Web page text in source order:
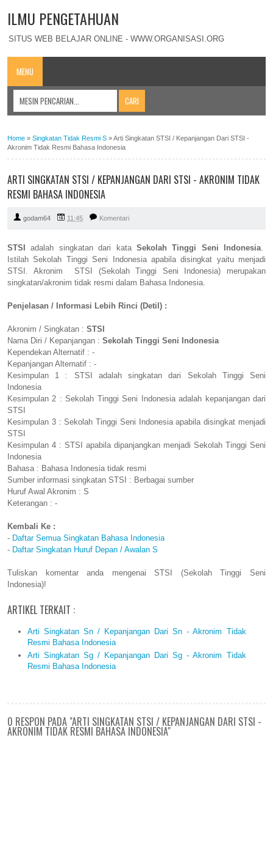
ILMU PENGETAHUAN
SITUS WEB BELAJAR ONLINE - WWW.ORGANISASI.ORG
MENU
Home » Singkatan Tidak Resmi S »Arti Singkatan STSI / Kepanjangan Dari STSI -
Akronim Tidak Resmi Bahasa Indonesia
ARTI SINGKATAN STSI / KEPANJANGAN DARI STSI - AKRONIM TIDAK
RESMI BAHASA INDONESIA
godam64 11:45 Komentari
STSI adalah singkatan dari kata Sekolah Tinggi Seni Indonesia.
Istilah Sekolah Tinggi Seni Indonesia apabila disingkat yaitu menjadi
STSI. Akronim STSI (Sekolah Tinggi Seni Indonesia) merupakan
singkatan/akronim tidak resmi dalam Bahasa Indonesia.
Penjelasan / Informasi Lebih Rinci (Detil) :
Akronim / Singkatan : STSI
Nama Diri / Kepanjangan : Sekolah Tinggi Seni Indonesia
Kependekan Alternatif : -
Kepanjangan Alternatif : -
Kesimpulan 1 : STSI adalah singkatan dari Sekolah Tinggi Seni
Indonesia
Kesimpulan 2 : Sekolah Tinggi Seni Indonesia adalah kepanjangan dari
STSI
Kesimpulan 3 : Sekolah Tinggi Seni Indonesia apabila disingkat menjadi
STSI
Kesimpulan 4 : STSI apabila dipanjangkan menjadi Sekolah Tinggi Seni
Indonesia
Bahasa : Bahasa Indonesia tidak resmi
Sumber informasi singkatan STSI : Berbagai sumber
Huruf Awal Akronim : S
Keterangan : -
Kembali Ke :
- Daftar Semua Singkatan Bahasa Indonesia
- Daftar Singkatan Huruf Depan / Awalan S
Tuliskan komentar anda mengenai STSI (Sekolah Tinggi Seni
Indonesia)!
ARTIKEL TERKAIT :
Arti Singkatan Sn / Kepanjangan Dari Sn - Akronim Tidak
Resmi Bahasa Indonesia
Arti Singkatan Sg / Kepanjangan Dari Sg - Akronim Tidak
Resmi Bahasa Indonesia
0 RESPON PADA "ARTI SINGKATAN STSI / KEPANJANGAN DARI STSI -
AKRONIM TIDAK RESMI BAHASA INDONESIA"